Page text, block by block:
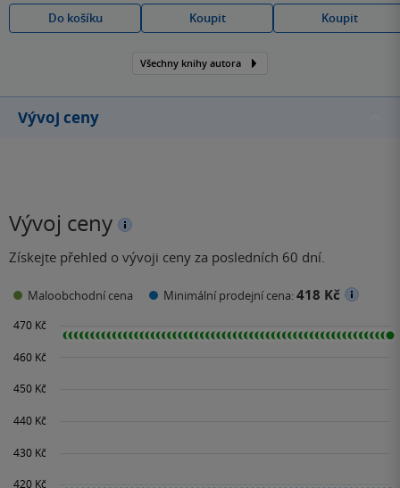
Do košíku
Koupit Koupit
Všechny knihy autora
Vývoj ceny
Vývoj ceny
Získejte přehled o vývoji ceny za posledních 60 dní.
Maloobchodní cena Minimální prodejní cena:418 Kč